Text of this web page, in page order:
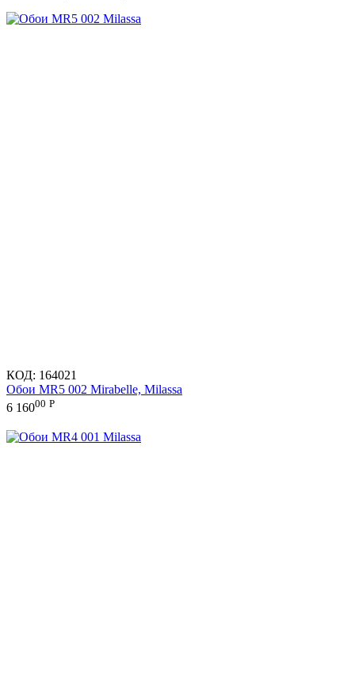
КОД: 164021
Обои MR5 002 Mirabelle, Milassa
6 16000 Р